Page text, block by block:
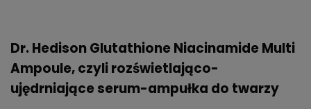
Dr. Hedison Glutathione Niacinamide Multi
Ampoule, czyli rozświetlająco-
ujędrniające serum-ampułka do twarzy